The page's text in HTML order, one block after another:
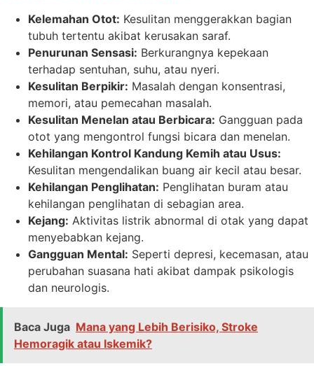
Kelemahan Otot: Kesulitan menggerakkan bagian
tubuh tertentu akibat kerusakan saraf.
Penurunan Sensasi: Berkurangnya kepekaan
terhadap sentuhan, suhu, atau nyeri.
Kesulitan Berpikir: Masalah dengan konsentrasi,
memori, atau pemecahan masalah.
Kesulitan Menelan atau Berbicara: Gangguan pada
otot yang mengontrol fungsi bicara dan menelan.
Kehilangan Kontrol Kandung Kemih atau Usus:
Kesulitan mengendalikan buang air kecil atau besar.
Kehilangan Penglihatan: Penglihatan buram atau
kehilangan penglihatan di sebagian area.
Kejang: Aktivitas listrik abnormal di otak yang dapat
menyebabkan kejang.
Gangguan Mental: Seperti depresi, kecemasan, atau
perubahan suasana hati akibat dampak psikologis
dan neurologis.
Baca Juga Mana yang Lebih Berisiko, Stroke
Hemoragik atau Iskemik?